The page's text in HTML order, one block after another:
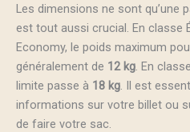
Les dimensions ne sont qu’une
est tout aussi crucial. En classe
Economy, le poids maximum
généralement de 12 kg. En
limite passe à 18 kg. Il est
informations sur votre billet ou
de faire votre sac.